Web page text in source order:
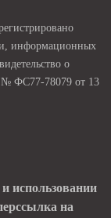
информационных
о
№ ФС77-78079 от 13
использовании
на